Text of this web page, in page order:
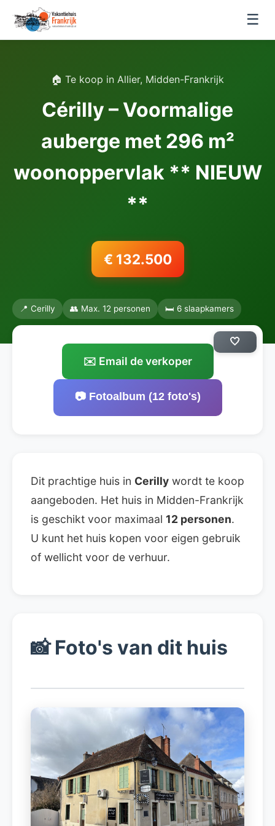
☰
🏠 Te koop in Allier, Midden-Frankrijk
Cérilly – Voormalige
auberge met 296 m²
woonoppervlak ** NIEUW
**
€ 132.500
📍 Cerilly 👥 Max. 12 personen 🛏️ 6 slaapkamers
✉️ Email de verkoper
🤍
📷 Fotoalbum (12 foto's)
Dit prachtige huis in Cerilly wordt te koop
aangeboden. Het huis in Midden-Frankrijk
is geschikt voor maximaal 12 personen.
U kunt het huis kopen voor eigen gebruik
of wellicht voor de verhuur.
📸Foto's van dit huis